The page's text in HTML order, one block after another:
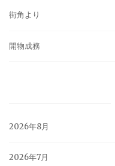
街角より
開物成務
2026年8月
2026年7月